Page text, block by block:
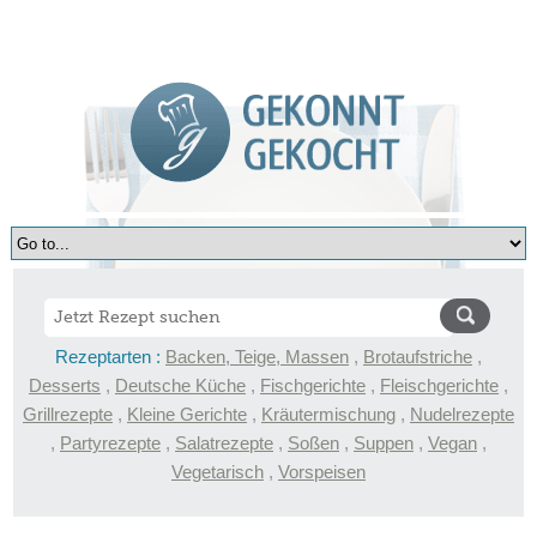
Rezeptarten : Backen, Teige, Massen , Brotaufstriche ,
Desserts , Deutsche Küche , Fischgerichte , Fleischgerichte ,
Grillrezepte , Kleine Gerichte , Kräutermischung , Nudelrezepte
, Partyrezepte , Salatrezepte , Soßen , Suppen , Vegan ,
Vegetarisch , Vorspeisen